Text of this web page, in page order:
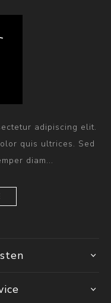
adipiscing elit.
quis ultrices. Sed
diam...